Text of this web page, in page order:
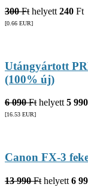
300 Ft helyett 240 Ft
[0.66 EUR]
Utángyártott
(100% új)
6 090 Ft helyett 5 990
[16.53 EUR]
Canon FX-3
13 990 Ft helyett 6